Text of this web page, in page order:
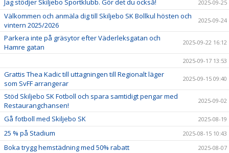
Jag stödjer Skiljebo Sportklubb. Gör det du också! 2025-09-25
Välkommen och anmäla dig till Skiljebo SK Bollkul hösten och
vintern 2025/2026
2025-09-24
Parkera inte på gräsytor efter Väderleksgatan och
Hamre gatan
2025-09-22 16:12
2025-09-17 13:53
Grattis Thea Kadic till uttagningen till Regionalt läger
som SvFF arrangerar
2025-09-15 09:40
Stöd Skiljebo SK Fotboll och spara samtidigt pengar med
Restaurangchansen!
2025-09-02
Gå fotboll med Skiljebo SK 2025-08-19
25 % på Stadium 2025-08-15 10:43
Boka trygg hemstädning med 50% rabatt 2025-08-07